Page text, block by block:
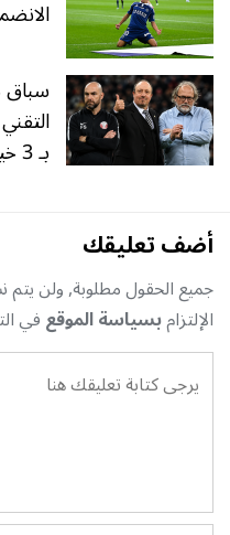
سباق
بـ 3 خيارات
أضف تعليقك
جميع الحقول مطلوبة, ولن يتم
الإلتزامبسياسة الموقعفي